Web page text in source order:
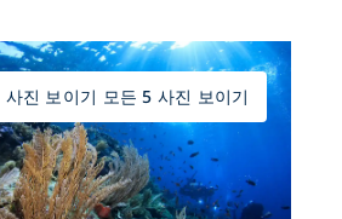
사진 보이기 모든 5 사진 보이기